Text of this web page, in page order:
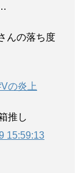
んの落ち度
の炎上
推し
15:59:13